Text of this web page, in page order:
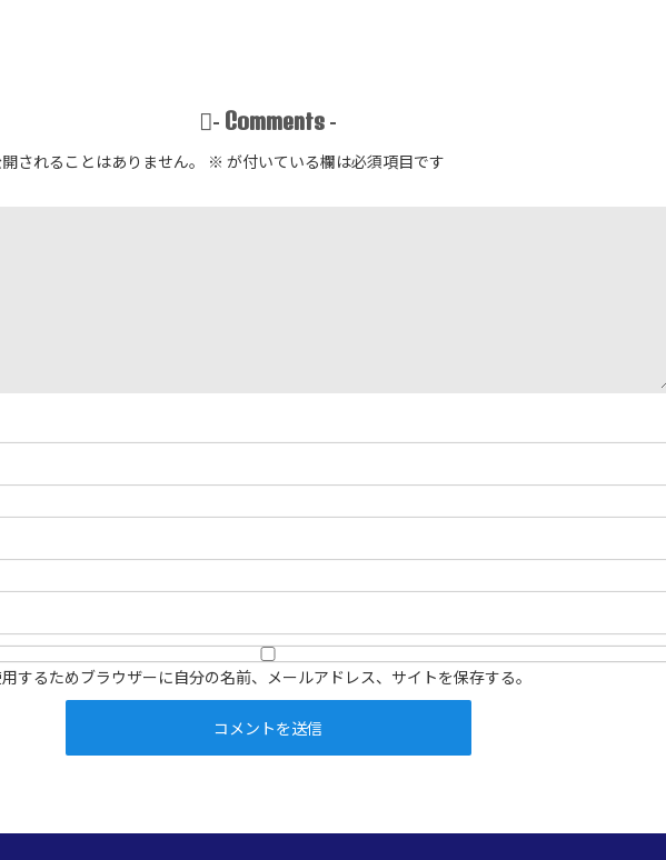
- Comments -
されることはありません。 ※ が付いている欄は必須項目です
するためブラウザーに自分の名前、メールアドレス、サイトを保存する。